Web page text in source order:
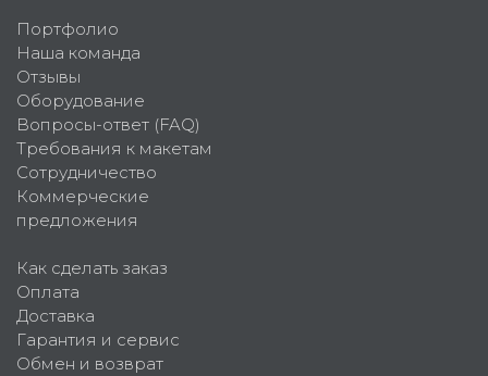
Портфолио
Наша команда
Отзывы
Оборудование
Вопросы-ответ (FAQ)
Требования к макетам
Сотрудничество
Коммерческие
предложения
Как сделать заказ
Оплата
Доставка
Гарантия и сервис
Обмен и возврат